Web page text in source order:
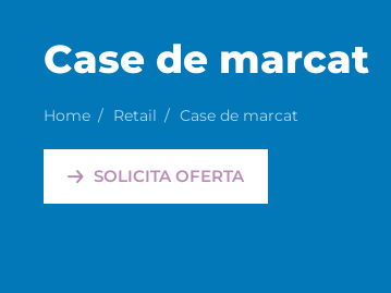
Case de marcat
Home Retail Case de marcat
SOLICITA OFERTA